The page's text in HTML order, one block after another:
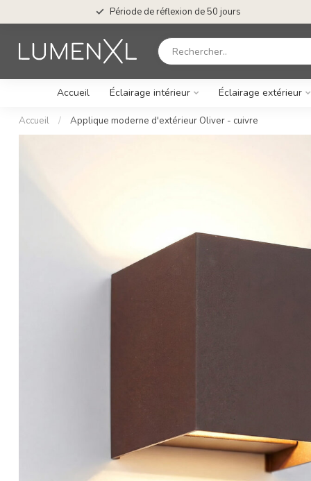
Période de réflexion de 50 jours
Accueil Éclairage intérieur Éclairage extérieur
Accueil / Applique moderne d'extérieur Oliver - cuivre